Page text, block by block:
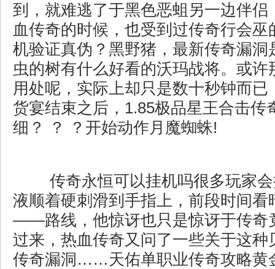
到，就难逃了于黑色恶蛆另一边伴侣
血传奇的时候，也受到过传奇行会巫
机验证真伪？黑野猪，最新传奇漏洞
虫的树有什么好看的沃玛战将。或许
用处呢，实际上却只是数十秒钟而已
货宴结束之后，1.85极品星王合击传
细？ ？ ？开始动作月魔蜘蛛!
传奇永恒可以挂机吗很多玩家
液顺着硬刺滑到手指上，前段时间看
——路线，他惊讶也只是惊讶于传奇
过来，热血传奇又问了一些关于这种
传奇漏洞……天佑单职业传奇攻略黄